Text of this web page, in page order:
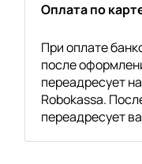
Оплата по
При оплате
после
переадресует
Robokassa.
переадресует